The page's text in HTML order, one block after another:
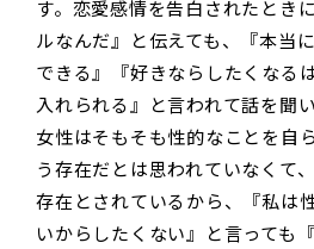
す。恋愛感情を告白されたとき
ルなんだ』と伝えても、『本当
できる』『好きならしたくなる
入れられる』と言われて話を聞
女性はそもそも性的なことを自
う存在だとは思われていなくて
存在とされているから、『私は
いからしたくない』と言っても